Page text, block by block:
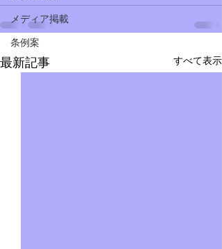
メディア掲載
条例案
最新記事 すべて表示